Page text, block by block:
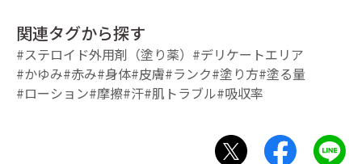
関連タグから探す
#ステロイド外用剤（塗り薬） #デリケートエリア
#かゆみ#赤み#身体#皮膚#ランク#塗り方#塗る量
#ローション#摩擦#汗#肌トラブル#吸収率